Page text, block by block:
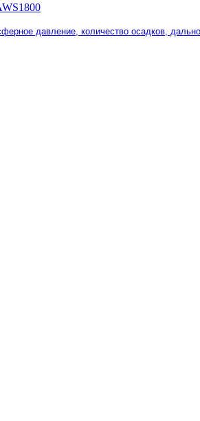
давление, количество осадков,